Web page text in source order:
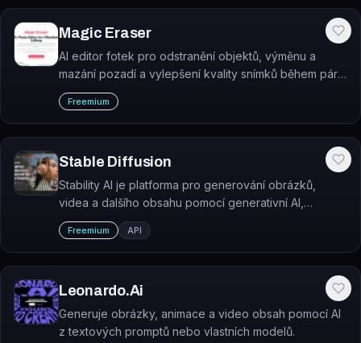
Magic Eraser
AI editor fotek pro odstranění objektů, výměnu a
mazání pozadí a vylepšení kvality snímků během pár
vteřin.
Freemium
Stable Diffusion
Stability AI je platforma pro generování obrázků,
videa a dalšího obsahu pomocí generativní AI,
postavená na modelech řady Stable Diffusion.
Freemium API
Leonardo.Ai
Generuje obrázky, animace a video obsah pomocí AI
z textových promptů nebo vlastních modelů.